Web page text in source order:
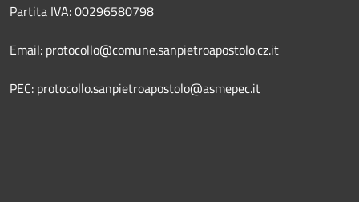
Partita IVA: 00296580798
Email: protocollo@comune.sanpietroapostolo.cz.it
PEC: protocollo.sanpietroapostolo@asmepec.it